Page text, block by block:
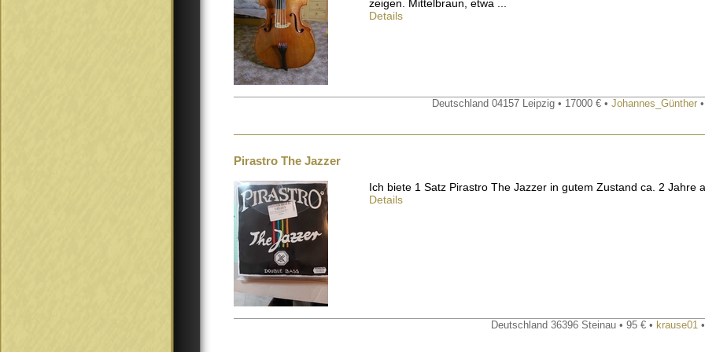
zeigen. Mittelbraun, etwa ...
Details
Deutschland 04157 Leipzig • 17000 € • Johannes_Günther
Pirastro The Jazzer
Ich biete 1 Satz Pirastro The Jazzer in gutem Zustand ca. 2
Details
Deutschland 36396 Steinau • 95 € • krause01